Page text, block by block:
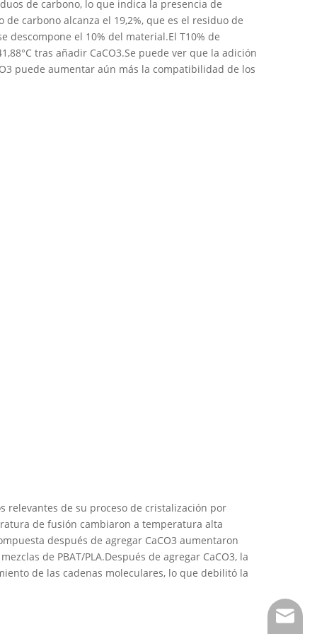
de carbono, lo que indica la presencia de
de carbono alcanza el 19,2%, que es el residuo de
descompone el 10% del material.El T10% de
tras añadir CaCO3.Se puede ver que la adición
puede aumentar aún más la compatibilidad de los
relevantes de su proceso de cristalización por
de fusión cambiaron a temperatura alta
después de agregar CaCO3 aumentaron
de PBAT/PLA.Después de agregar CaCO3, la
de las cadenas moleculares, lo que debilitó la